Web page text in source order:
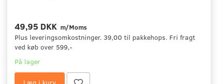
49,95 DKK m/Moms
Plus leveringsomkostninger. 39,00 til pakkehops. Fri fragt
ved køb over 599,-
På lager